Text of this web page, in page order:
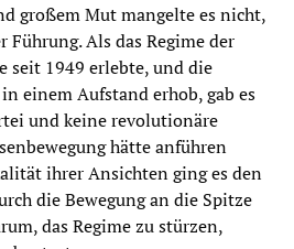
großem Mut mangelte es nicht,
Als das Regime der
seit 1949 erlebte, und die
einem Aufstand erhob, gab es
und keine revolutionäre
hätte anführen
ihrer Ansichten ging es den
die Bewegung an die Spitze
das Regime zu stürzen,